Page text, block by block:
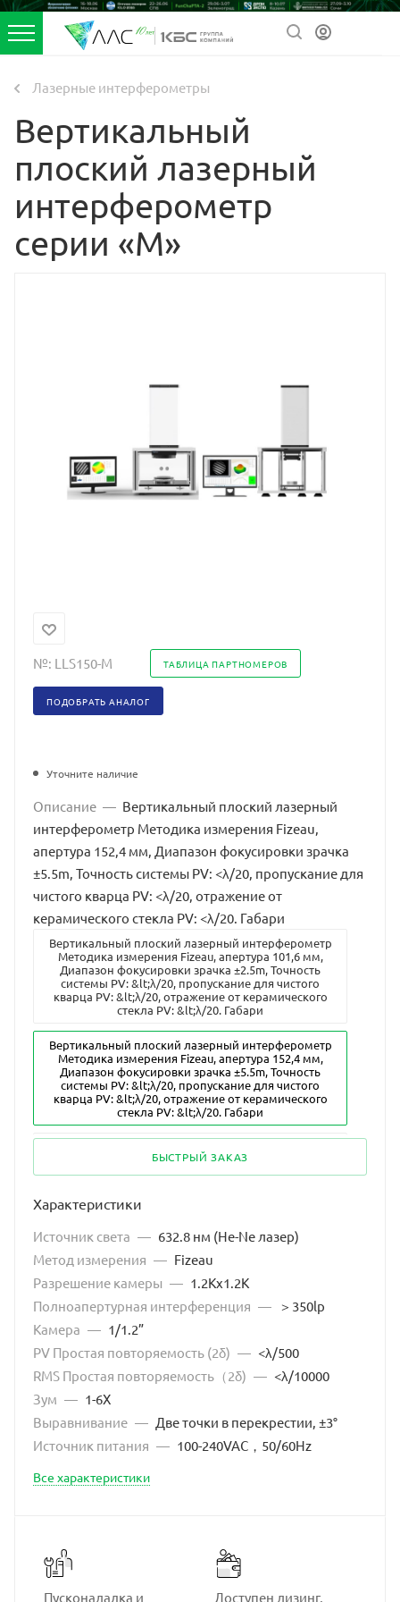
Лазерные интерферометры
Вертикальный
плоский лазерный
интерферометр
серии «М»
№: LLS150-M ТАБЛИЦА ПАРТНОМЕРОВ
ПОДОБРАТЬ АНАЛОГ
Уточните наличие
Описание — Вертикальный плоский лазерный
интерферометр Методика измерения Fizeau,
апертура 152,4 мм, Диапазон фокусировки зрачка
±5.5m, Точность системы PV: <λ/20, пропускание для
чистого кварца PV: <λ/20, отражение от
керамического стекла PV: <λ/20. Габари
Вертикальный плоский лазерный интерферометр
Методика измерения Fizeau, апертура 101,6 мм,
Диапазон фокусировки зрачка ±2.5m, Точность
системы PV: &lt;λ/20, пропускание для чистого
кварца PV: &lt;λ/20, отражение от керамического
стекла PV: &lt;λ/20. Габари
Вертикальный плоский лазерный интерферометр
Методика измерения Fizeau, апертура 152,4 мм,
Диапазон фокусировки зрачка ±5.5m, Точность
системы PV: &lt;λ/20, пропускание для чистого
кварца PV: &lt;λ/20, отражение от керамического
стекла PV: &lt;λ/20. Габари
Методика измерения Fizeau, апертура 200 мм,
Диапазон фокусировки зрачка ±2.5m, Точность
кварца PV: &lt;λ/15, отражение от керамического
стекла PV: &lt;λ/15. Габариты
БЫСТРЫЙ ЗАКАЗ
Характеристики
Источник света — 632.8 нм (He-Ne лазер)
Метод измерения — Fizeau
Разрешение камеры — 1.2Kx1.2K
Полноапертурная интерференция — ＞350lp
Камера — 1/1.2”
PV Простая повторяемость (2δ) — <λ/500
RMS Простая повторяемость（2δ) — <λ/10000
Зум — 1-6Х
Выравнивание — Две точки в перекрестии, ±3°
Источник питания — 100-240VAC，50/60Hz
Все характеристики
Пусконаладка и Доступен лизинг,